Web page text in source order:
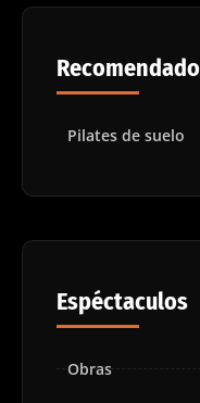
Recomendado
Pilates de suelo
Espéctaculos
Obras